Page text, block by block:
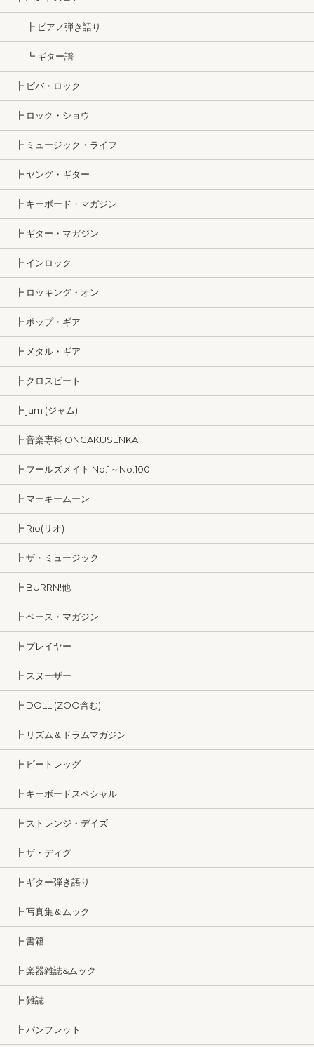
┣ ピアノ弾き語り
┗ ギター譜
┣ ビバ・ロック
┣ ロック・ショウ
┣ ミュージック・ライフ
┣ ヤング・ギター
┣ キーボード・マガジン
┣ ギター・マガジン
┣ インロック
┣ ロッキング・オン
┣ ポップ・ギア
┣ メタル・ギア
┣ クロスビート
┣ jam (ジャム)
┣ 音楽専科 ONGAKUSENKA
┣ フールズメイト No.1～No.100
┣ マーキームーン
┣ Rio(リオ)
┣ ザ・ミュージック
┣ BURRN!他
┣ ベース・マガジン
┣ プレイヤー
┣ スヌーザー
┣ DOLL (ZOO含む)
┣ リズム＆ドラムマガジン
┣ ビートレッグ
┣ キーボードスペシャル
┣ ストレンジ・デイズ
┣ ザ・ディグ
┣ ギター弾き語り
┣ 写真集＆ムック
┣ 書籍
┣ 楽器雑誌&ムック
┣ 雑誌
┣ パンフレット